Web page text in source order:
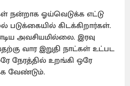
நன்றாக ஓய்வெடுக்க எட்டு
படுக்கையில் கிடக்கிறார்கள்.
அவசியமில்லை. இரவு
வார இறுதி நாட்கள் உட்பட
நேரத்தில் உறங்கி ஒரே
வேண்டும்.